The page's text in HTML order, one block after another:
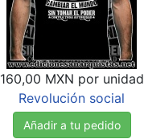
160,00 MXN por unidad
Revolución social
Añadir a tu pedido